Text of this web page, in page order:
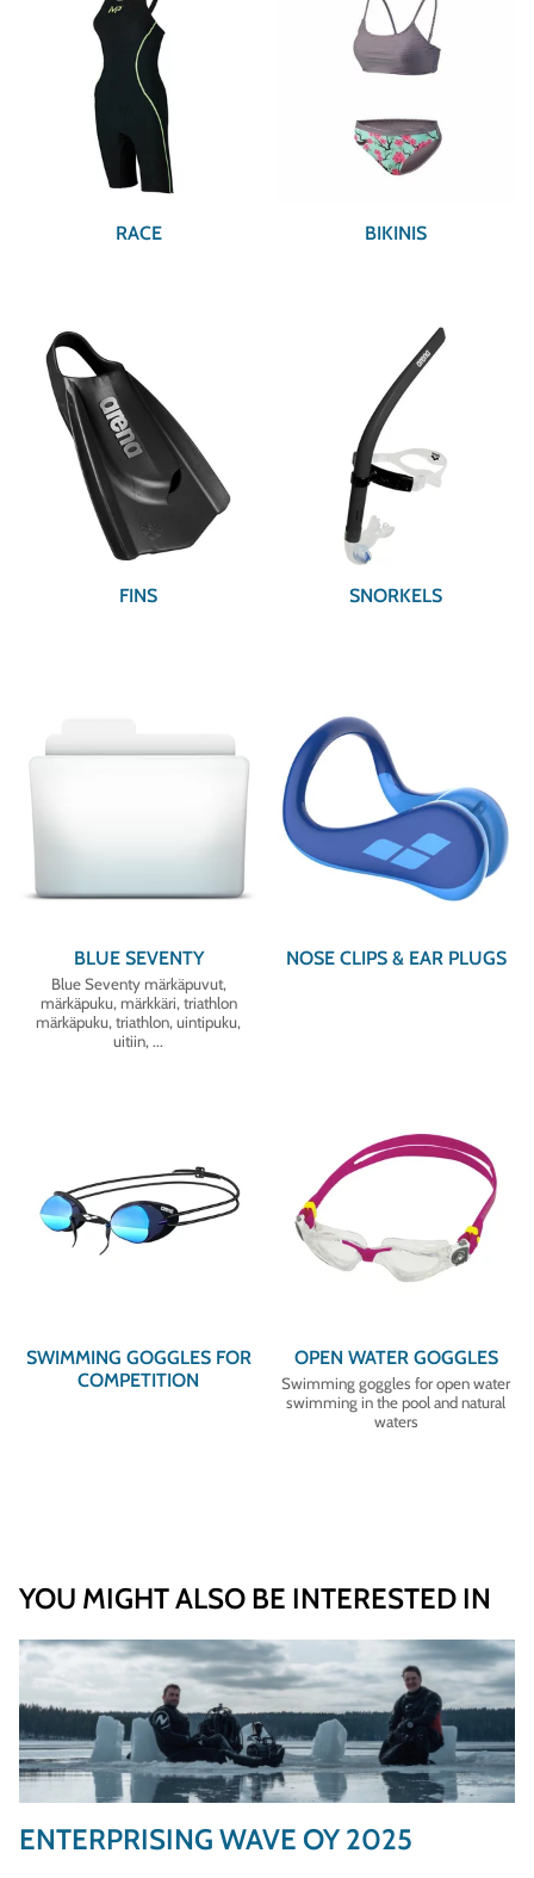
RACE BIKINIS
FINS SNORKELS
BLUE SEVENTY
Blue Seventy märkäpuvut,
märkäpuku, märkkäri, triathlon
märkäpuku, triathlon, uintipuku,
uitiin, ...
NOSE CLIPS & EAR PLUGS
SWIMMING GOGGLES FOR
COMPETITION
OPEN WATER GOGGLES
Swimming goggles for open water
swimming in the pool and natural
waters
YOU MIGHT ALSO BE INTERESTED IN
ENTERPRISING WAVE OY 2025